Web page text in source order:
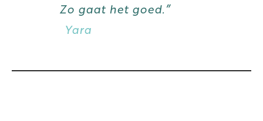
Zo gaat het goed.”
Yara